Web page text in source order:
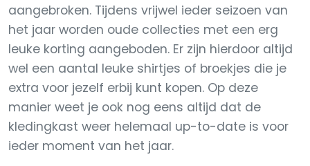
aangebroken. Tijdens vrijwel ieder seizoen van
het jaar worden oude collecties met een erg
leuke korting aangeboden. Er zijn hierdoor altijd
wel een aantal leuke shirtjes of broekjes die je
extra voor jezelf erbij kunt kopen. Op deze
manier weet je ook nog eens altijd dat de
kledingkast weer helemaal up-to-date is voor
ieder moment van het jaar.